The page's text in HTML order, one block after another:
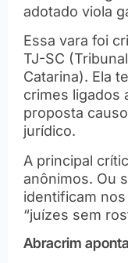
adotado viola
Essa vara foi
TJ-SC
Catarina). Ela
crimes ligados
proposta
jurídico.
A principal
anônimos. Ou
identificam
“juízes sem
Abracrim